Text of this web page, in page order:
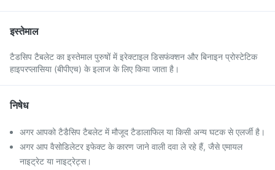
इस्तेमाल
टैडसिप टैबलेट का इस्तेमाल पुरुषों में इरेक्टाइल डिसफंक्शन और बिनाइन प्रोस्टेटिक
हाइपरप्लासिया (बीपीएच) के इलाज के लिए किया जाता है।
निषेध
अगर आपको टैडैसिप टैबलेट में मौजूद टैडालाफिल या किसी अन्य घटक से एलर्जी है।
अगर आप वैसोडिलेटर इफेक्ट के कारण जाने वाली दवा ले रहे हैं, जैसे एमायल
नाइट्रेट या नाइट्रेट्स।